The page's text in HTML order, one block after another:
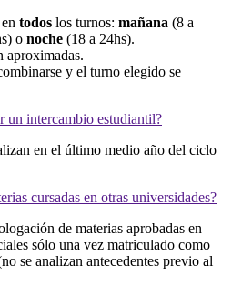
todos los turnos: mañana (8 a
o noche (18 a 24hs).
aproximadas.
y el turno elegido se
un intercambio estudiantil?
en el último medio año del ciclo
cursadas en otras universidades?
de materias aprobadas en
sólo una vez matriculado como
se analizan antecedentes previo al